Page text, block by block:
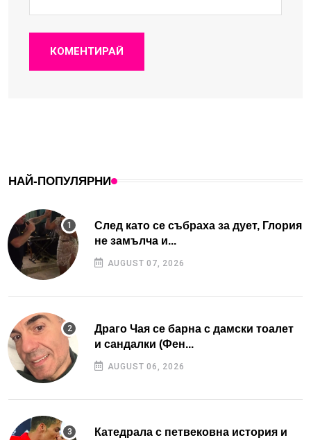
КОМЕНТИРАЙ
НАЙ-ПОПУЛЯРНИ
След като се събраха за дует, Глория
не замълча и...
AUGUST 07, 2026
Драго Чая се барна с дамски тоалет
и сандалки (Фен...
AUGUST 06, 2026
Катедрала с петвековна история и